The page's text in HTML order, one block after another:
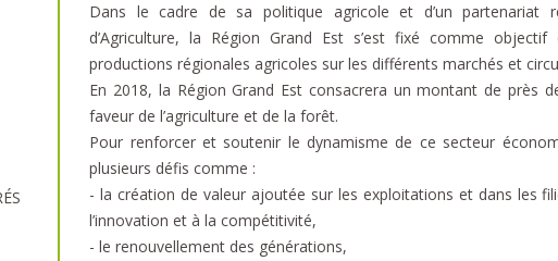
Dans le cadre de sa politique agricole et d’un partenariat
d’Agriculture, la Région Grand Est s’est fixé comme
productions régionales agricoles sur les différents marchés et
En 2018, la Région Grand Est consacrera un montant de près
faveur de l’agriculture et de la forêt.
Pour renforcer et soutenir le dynamisme de ce secteur
plusieurs défis comme :
- la création de valeur ajoutée sur les exploitations et dans les
l’innovation et à la compétitivité,
- le renouvellement des générations,